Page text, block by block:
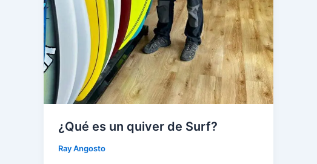
¿Qué es un quiver de Surf?
Ray Angosto